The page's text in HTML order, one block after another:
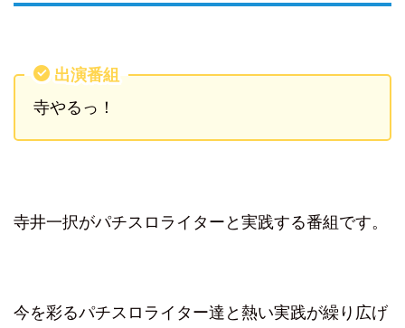
出演番組
寺やるっ！
寺井一択がパチスロライターと実践する番組です。
今を彩るパチスロライター達と熱い実践が繰り広げ